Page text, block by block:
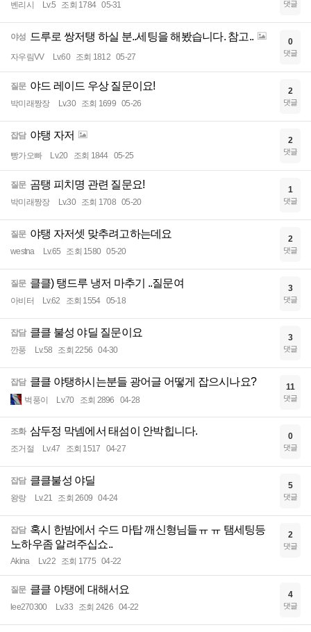
벤리시 Lv.5 조회 1784 05-31 댓글
야성 드루로 쌍저탱 하실 분..세팅을 해봤습니다. 참고..
자우림VV Lv.60 조회 1812 05-27
0
댓글
질문 야드 레이드 우상 질문이요!
박미래짱장 Lv.30 조회 1699 05-26
2
댓글
잡담 야탱 자저
빵가오빠 Lv.20 조회 1844 05-25
2
댓글
질문 곰탱 피치명 관련 질문요!
박미래짱장 Lv.30 조회 1708 05-20
1
댓글
질문 야탱 자저셋 맞추려고하는데요
westna Lv.65 조회 1580 05-20
2
댓글
질문 클클) 탱드루 냉저 마추기 ..질문여
아비터 Lv.62 조회 1554 05-18
3
댓글
잡담 클클 불성 야딜 질문이요
깐풍 Lv.58 조회 2256 04-30
3
댓글
잡담 클클 야탱하시는분들 광어글 어떻게 잡으시나요?
벅풍이 Lv.70 조회 2896 04-28
11
댓글
조화 삼두정 막넴에서 태섬이 안박힙니다.
조거절 Lv.47 조회 1517 04-27
0
댓글
잡담 클클불성 야딜
왕랑 Lv.21 조회 2609 04-24
5
댓글
잡담 혹시 한밤에서 수드 마탑 깨신형님들ㅠ ㅠ 탬세팅등
노하우좀 알려주십쇼..
Akina Lv.22 조회 1775 04-22
2
댓글
질문 클클 야탱에 대해서요
lee270300 Lv.33 조회 2426 04-22
4
댓글